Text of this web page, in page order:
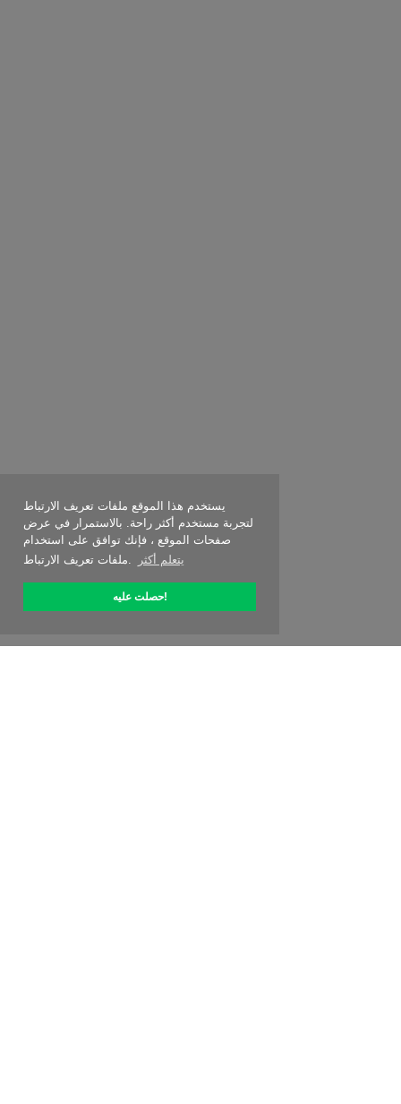
يستخدم هذا الموقع ملفات تعريف الارتباط
لتجربة مستخدم أكثر راحة. بالاستمرار في عرض
صفحات الموقع ، فإنك توافق على استخدام
ملفات تعريف الارتباط.
يتعلم أكثر
حصلت عليه!